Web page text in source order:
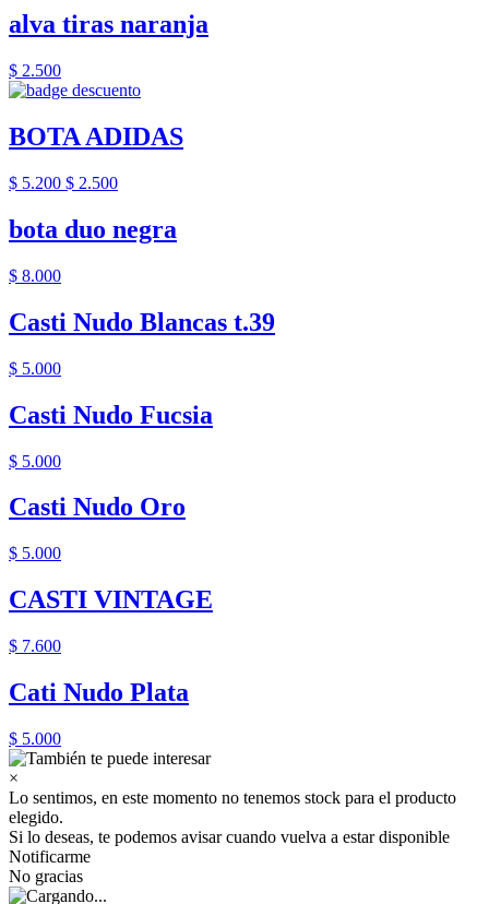
alva tiras naranja
$ 2.500
BOTA ADIDAS
$ 5.200 $ 2.500
bota duo negra
$ 8.000
Casti Nudo Blancas t.39
$ 5.000
Casti Nudo Fucsia
$ 5.000
Casti Nudo Oro
$ 5.000
CASTI VINTAGE
$ 7.600
Cati Nudo Plata
$ 5.000
×
Lo sentimos, en este momento no tenemos stock para el producto
elegido.
Si lo deseas, te podemos avisar cuando vuelva a estar disponible
Notificarme
No gracias